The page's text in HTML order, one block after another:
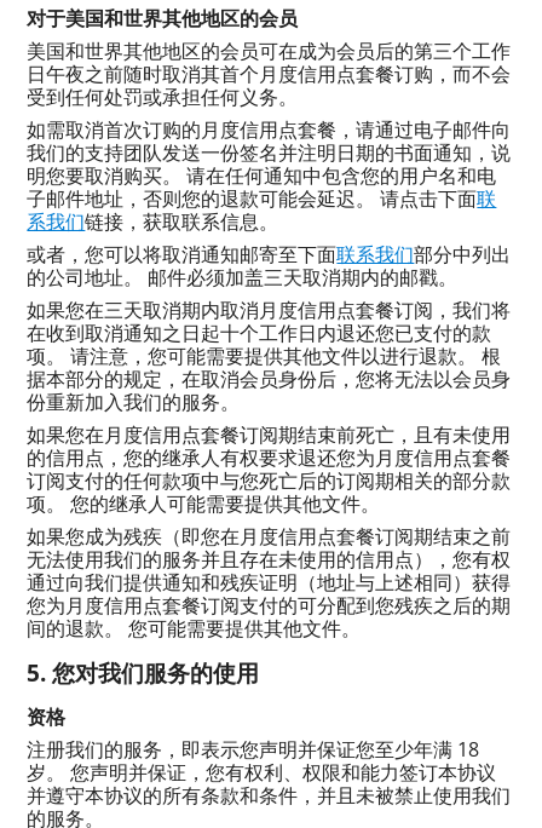
对于美国和世界其他地区的会员
美国和世界其他地区的会员可在成为会员后的第三个工作
日午夜之前随时取消其首个月度信用点套餐订购，而不会
受到任何处罚或承担任何义务。
如需取消首次订购的月度信用点套餐，请通过电子邮件向
我们的支持团队发送一份签名并注明日期的书面通知，说
明您要取消购买。 请在任何通知中包含您的用户名和电
子邮件地址，否则您的退款可能会延迟。 请点击下面联
系我们链接，获取联系信息。
或者，您可以将取消通知邮寄至下面联系我们部分中列出
的公司地址。 邮件必须加盖三天取消期内的邮戳。
如果您在三天取消期内取消月度信用点套餐订阅，我们将
在收到取消通知之日起十个工作日内退还您已支付的款
项。 请注意，您可能需要提供其他文件以进行退款。 根
据本部分的规定，在取消会员身份后，您将无法以会员身
份重新加入我们的服务。
如果您在月度信用点套餐订阅期结束前死亡，且有未使用
的信用点，您的继承人有权要求退还您为月度信用点套餐
订阅支付的任何款项中与您死亡后的订阅期相关的部分款
项。 您的继承人可能需要提供其他文件。
如果您成为残疾（即您在月度信用点套餐订阅期结束之前
无法使用我们的服务并且存在未使用的信用点），您有权
通过向我们提供通知和残疾证明（地址与上述相同）获得
您为月度信用点套餐订阅支付的可分配到您残疾之后的期
间的退款。 您可能需要提供其他文件。
您对我们服务的使用
资格
注册我们的服务，即表示您声明并保证您至少年满 18
岁。 您声明并保证，您有权利、权限和能力签订本协议
并遵守本协议的所有条款和条件，并且未被禁止使用我们
的服务。